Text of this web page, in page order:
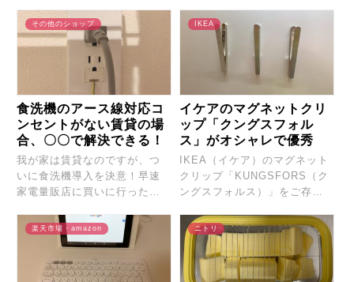
その他のショップ
食洗機のアース線対応コ
ンセントがない賃貸の場
合、〇〇で解決できる！
我が家は賃貸なのですが、つ
いに食洗機導入を決意！早速
家電量販店に買いに行ったの
IKEA
イケアのマグネットクリ
ップ「クングスフォル
ス」がオシャレで優秀
IKEA（イケア）のマグネット
クリップ「KUNGSFORS（ク
ングスフォルス）」をご存知
楽天市場・amazon ニトリ